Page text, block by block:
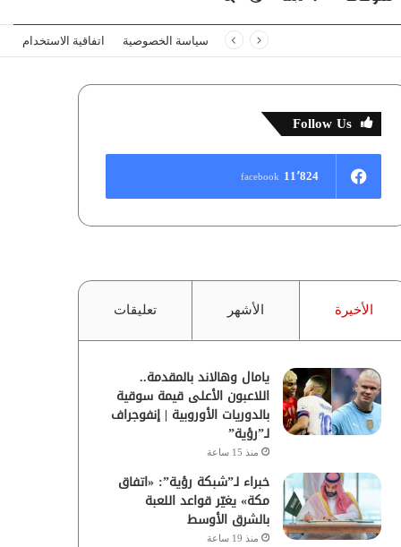
عنالمظلم
سياسة الخصوصية اتفاقية الاستخدام
Follow Us
11٬824 facebook
الأخيرة الأشهر تعليقات
يامال وهالاند بالمقدمة..
اللاعبون الأعلى قيمة سوقية
بالدوريات الأوروبية | إنفوجراف
لـ”رؤية”
منذ 15 ساعة
خبراء لـ”شبكة رؤية”: «اتفاق
مكة» يغيّر قواعد اللعبة
بالشرق الأوسط
منذ 19 ساعة